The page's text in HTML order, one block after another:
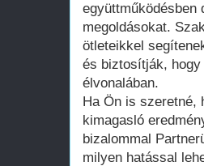
együttműködésben
megoldásokat.
ötleteikkel
és biztosítják,
élvonalában.
Ha Ön is szeretné,
kimagasló
bizalommal
milyen hatással